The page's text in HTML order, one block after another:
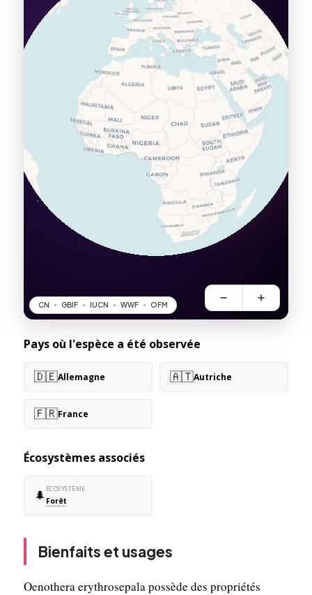
Pays où l'espèce a été observée
🇩🇪Allemagne 🇦🇹Autriche
🇫🇷France
Écosystèmes associés
🌲 ÉCOSYSTÈME
Forêt
Bienfaits et usages
Oenothera erythrosepala possède des propriétés